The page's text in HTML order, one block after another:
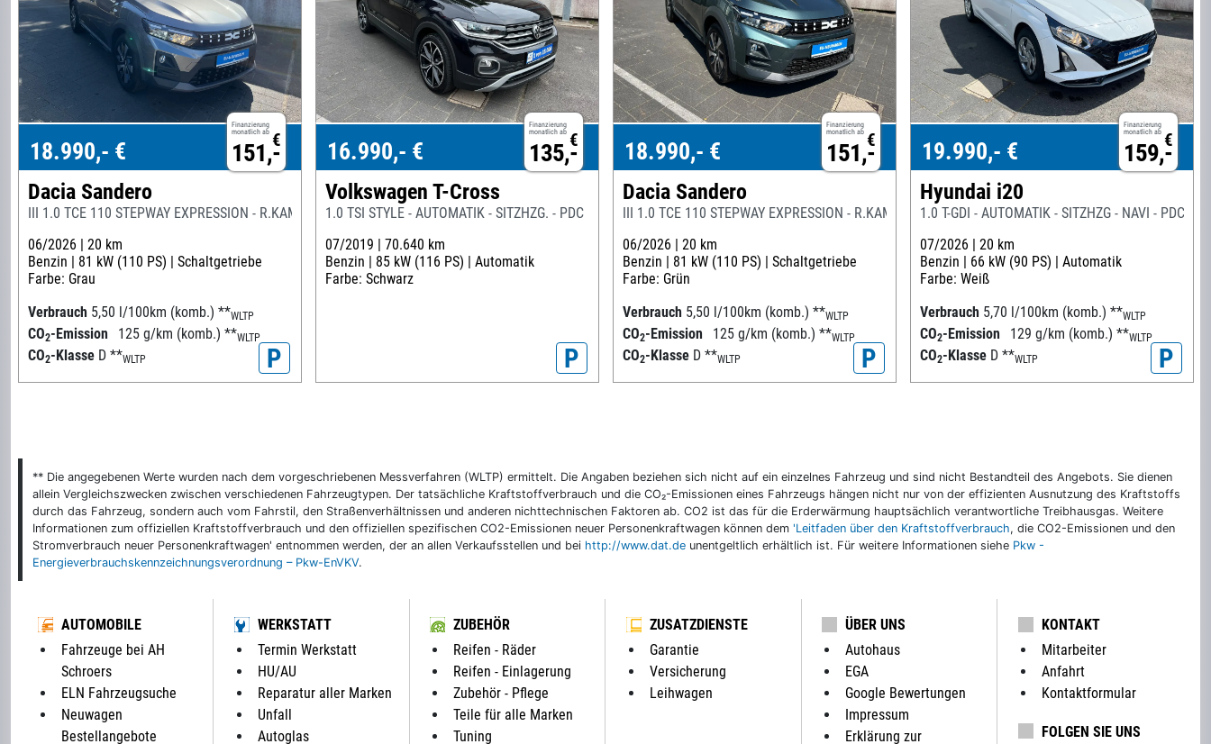
Finanzierung
monatlich ab €
151,-
18.990,- €
Dacia Sandero
III 1.0 TCE 110 STEPWAY EXPRESSION - R.KAM - PDC
06/2026 | 20 km
Benzin | 81 kW (110 PS) | Schaltgetriebe
Farbe: Grau
Verbrauch 5,50 l/100km (komb.) **WLTP
CO2-Emission 125 g/km (komb.) **WLTP
CO2-Klasse D **WLTP P
Finanzierung
monatlich ab €
135,-
16.990,- €
Volkswagen T-Cross
1.0 TSI STYLE - AUTOMATIK - SITZHZG. - PDC
07/2019 | 70.640 km
Benzin | 85 kW (116 PS) | Automatik
Farbe: Schwarz
P
Finanzierung
monatlich ab €
151,-
18.990,- €
Dacia Sandero
III 1.0 TCE 110 STEPWAY EXPRESSION - R.KAM - PDC
06/2026 | 20 km
Benzin | 81 kW (110 PS) | Schaltgetriebe
Farbe: Grün
Verbrauch 5,50 l/100km (komb.) **WLTP
CO2-Emission 125 g/km (komb.) **WLTP
CO2-Klasse D **WLTP P
Finanzierung
monatlich ab €
159,-
19.990,- €
Hyundai i20
1.0 T-GDI - AUTOMATIK - SITZHZG - NAVI - PDC -
07/2026 | 20 km
Benzin | 66 kW (90 PS) | Automatik
Farbe: Weiß
Verbrauch 5,70 l/100km (komb.) **WLTP
CO2-Emission 129 g/km (komb.) **WLTP
CO2-Klasse D **WLTP P
** Die angegebenen Werte wurden nach dem vorgeschriebenen Messverfahren (WLTP) ermittelt. Die Angaben beziehen sich nicht auf ein einzelnes Fahrzeug und sind nicht Bestandteil des Angebots. Sie dienen
allein Vergleichszwecken zwischen verschiedenen Fahrzeugtypen. Der tatsächliche Kraftstoffverbrauch und die CO₂-Emissionen eines Fahrzeugs hängen nicht nur von der effizienten Ausnutzung des Kraftstoffs
durch das Fahrzeug, sondern auch vom Fahrstil, den Straßenverhältnissen und anderen nichttechnischen Faktoren ab. CO2 ist das für die Erderwärmung hauptsächlich verantwortliche Treibhausgas. Weitere
Informationen zum offiziellen Kraftstoffverbrauch und den offiziellen spezifischen CO2-Emissionen neuer Personenkraftwagen können dem 'Leitfaden über den Kraftstoffverbrauch, die CO2-Emissionen und den
Stromverbrauch neuer Personenkraftwagen' entnommen werden, der an allen Verkaufsstellen und bei http://www.dat.deunentgeltlich erhältlich ist. Für weitere Informationen siehe Pkw -
Energieverbrauchskennzeichnungsverordnung – Pkw-EnVKV.
AUTOMOBILE
Fahrzeuge bei AH
Schroers
ELN Fahrzeugsuche
Neuwagen
Bestellangebote
WERKSTATT
Termin Werkstatt
HU/AU
Reparatur aller Marken
Unfall
Autoglas
ZUBEHÖR
Reifen - Räder
Reifen - Einlagerung
Zubehör - Pflege
Teile für alle Marken
Tuning
ZUSATZDIENSTE
Garantie
Versicherung
Leihwagen
ÜBER UNS
Autohaus
EGA
Google Bewertungen
Impressum
Erklärung zur
KONTAKT
Mitarbeiter
Anfahrt
Kontaktformular
FOLGEN SIE UNS